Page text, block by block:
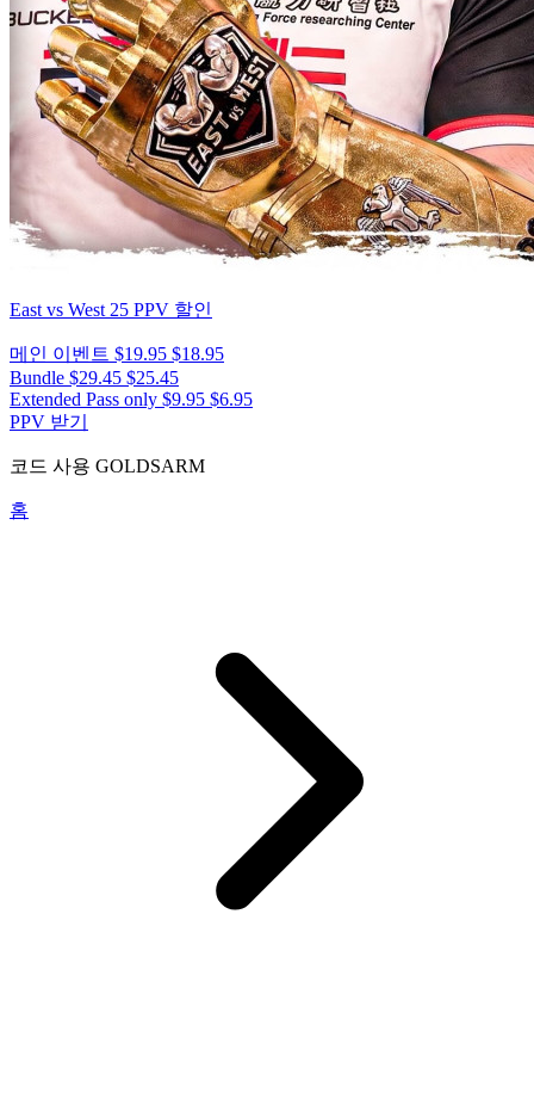
East vs West 25 PPV 할인
메인 이벤트 $19.95 $18.95
Bundle $29.45 $25.45
Extended Pass only $9.95 $6.95
PPV 받기
코드 사용 GOLDSARM
홈